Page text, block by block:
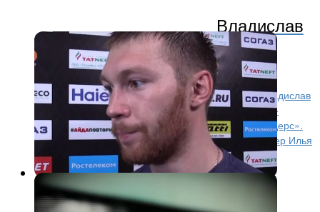
Владислав
Гавриков отметился шайбой в
ворота Ильи Сорокина
Бывший защитник ярославского «Локомотива» Владислав
Гавриков отметился заброшенной шайбой за «Лос-
Анджелес» в матче НХЛ против «Нью-Йорк Айлендерс».
Ворота «островитян» защищал российский голкипер Илья
Сорокин. Гавриков открыл...